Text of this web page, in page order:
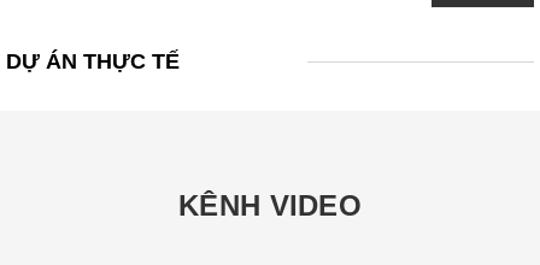
DỰ ÁN THỰC TẾ
KÊNH VIDEO